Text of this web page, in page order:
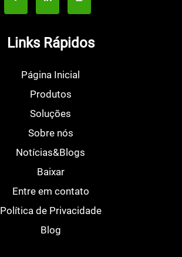
Links Rápidos
Página Inicial
Produtos
Soluções
Sobre nós
Notícias&Blogs
Baixar
Entre em contato
Política de Privacidade
Blog